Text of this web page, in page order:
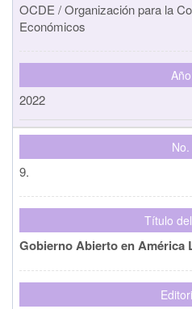
OCDE / Organización para la
Económicos
Año
2022
No.
9.
Título
Gobierno Abierto en América